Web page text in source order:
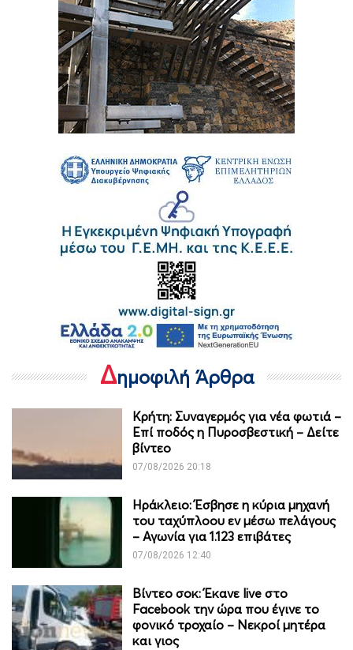
Δημοφιλή Άρθρα
Κρήτη: Συναγερμός για νέα φωτιά –
Επί ποδός η Πυροσβεστική – Δείτε
βίντεο
07/08/2026 20:18
Ηράκλειο: Έσβησε η κύρια μηχανή
του ταχύπλοου εν μέσω πελάγους
– Αγωνία για 1.123 επιβάτες
07/08/2026 12:40
Βίντεο σοκ: Έκανε live στο
Facebook την ώρα που έγινε το
φονικό τροχαίο – Νεκροί μητέρα
και γιος